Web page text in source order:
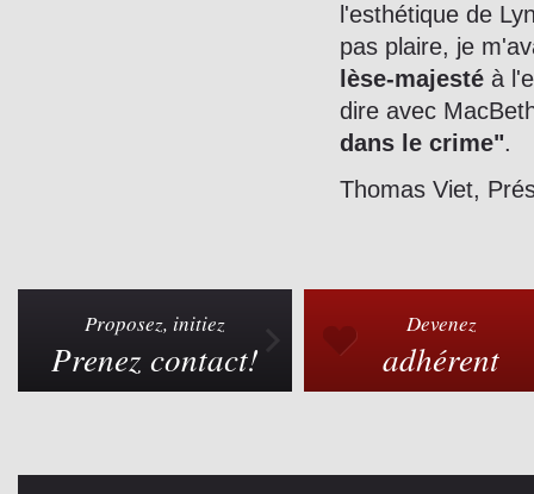
l'esthétique de
pas plaire, je
lèse-majesté à
dire avec
dans le crime".
Thomas Viet,
Devenez
adhérent
Proposez, initiez
Prenez contact!